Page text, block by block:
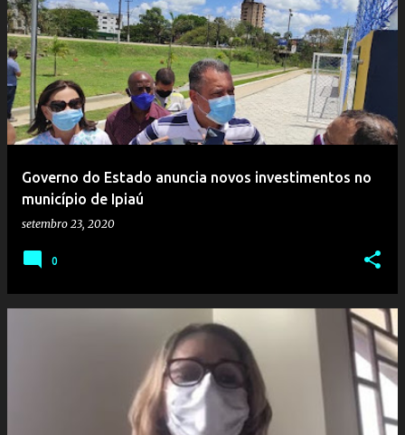
Governo do Estado anuncia novos investimentos no
município de Ipiaú
setembro 23, 2020
0